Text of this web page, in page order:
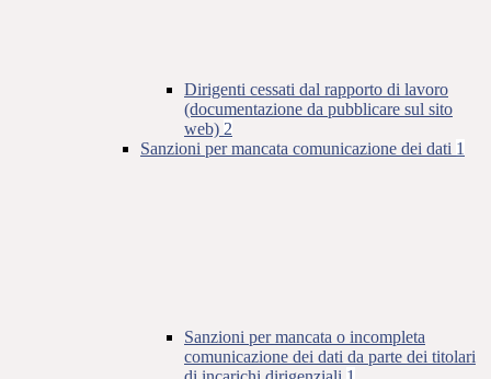
Dirigenti cessati dal rapporto di lavoro
(documentazione da pubblicare sul sito
web) 2
Sanzioni per mancata comunicazione dei dati 1
Sanzioni per mancata o incompleta
comunicazione dei dati da parte dei titolari